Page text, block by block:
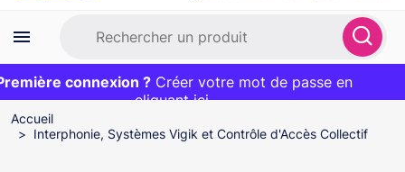
Première commande ?20€ OFFERT sur votre panier
et livraison 24/48h gratuite avec le codeBIENVENUE
connexion ?Créer votre mot de passe en
cliquant ici
EXCLU WEB :
Accueil
Interphonie, Systèmes Vigik et Contrôle d'Accès Collectif